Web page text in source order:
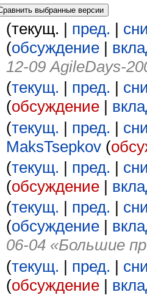
(текущ. | пред. |
(обсуждение|
12-09 AgileDays-
(текущ. | пред. |
(обсуждение|
(текущ. | пред. |
MaksTsepkov (
(текущ. | пред. |
(обсуждение|
(текущ. | пред. |
(обсуждение|
06-04 «Большие
(текущ. | пред. |
(обсуждение|